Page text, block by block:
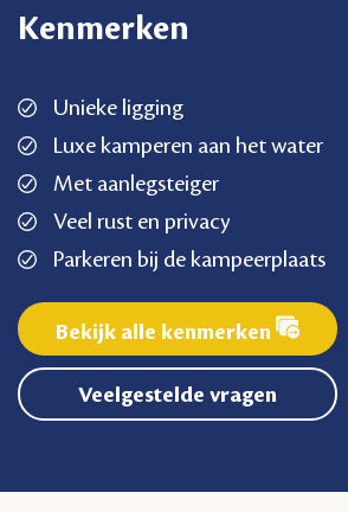
Kenmerken
Unieke ligging
Luxe kamperen aan het water
Met aanlegsteiger
Veel rust en privacy
Parkeren bij de kampeerplaats
Bekijk alle kenmerken
Veelgestelde vragen
de